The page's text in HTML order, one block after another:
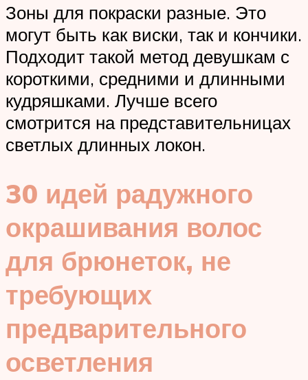
Зоны для покраски разные. Это
могут быть как виски, так и кончики.
Подходит такой метод девушкам с
короткими, средними и длинными
кудряшками. Лучше всего
смотрится на представительницах
светлых длинных локон.
30 идей радужного
окрашивания волос
для брюнеток, не
требующих
предварительного
осветления